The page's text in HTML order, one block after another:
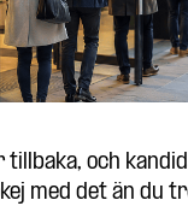
och
med det än du